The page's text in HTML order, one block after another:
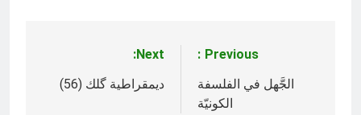
المقالات
Previous:
الجَّهل في الفلسفة
الكونيّة
Next:
ديمقراطية گلك (56)